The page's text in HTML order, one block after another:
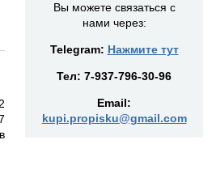
Вы можете связаться с
нами через:
Telegram: Нажмите тут
Тел: 7-937-796-30-96
Email:
kupi.propisku@gmail.com